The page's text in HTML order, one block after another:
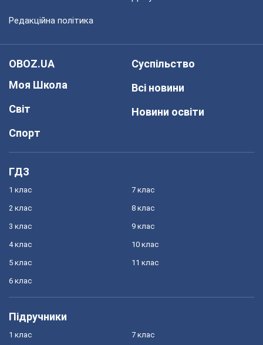
Редакційна політика
OBOZ.UA
Моя Школа
Світ
Спорт
Суспільство
Всі новини
Новини освіти
ГДЗ
1 клас
2 клас
3 клас
4 клас
5 клас
6 клас
7 клас
8 клас
9 клас
10 клас
11 клас
Підручники
1 клас 7 клас